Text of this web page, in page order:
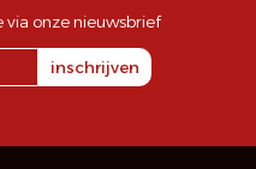
onze nieuwsbrief
inschrijven